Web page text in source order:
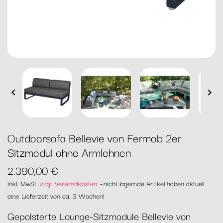
 
Outdoorsofa Bellevie von Fermob 2er
Sitzmodul ohne Armlehnen
2.390,00 €
inkl. MwSt. zzgl. Versandkosten nicht lagernde Artikel haben aktuell
eine Lieferzeit von ca. 3 Wochen!
Gepolsterte Lounge-Sitzmodule Bellevie von